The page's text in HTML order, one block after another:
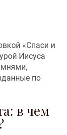
«Спаси и
Иисуса
по
в чем